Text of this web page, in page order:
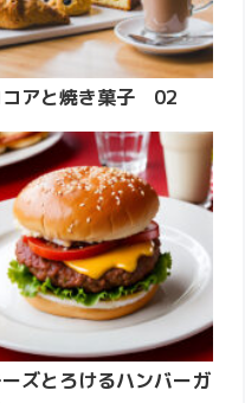
コアと焼き菓子 02
ズとろけるハンバーガ